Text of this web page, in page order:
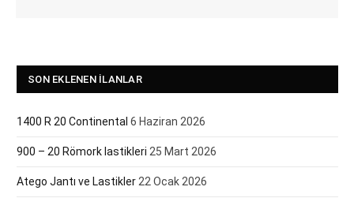
SON EKLENEN İLANLAR
1400 R 20 Continental 6 Haziran 2026
900 – 20 Römork lastikleri 25 Mart 2026
Atego Jantı ve Lastikler 22 Ocak 2026